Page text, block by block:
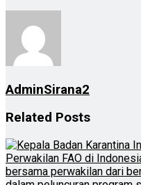
AdminSirana2
Related Posts